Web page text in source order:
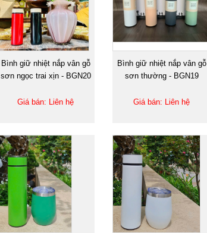
Bình giữ nhiệt nắp vân gỗ
sơn ngọc trai xịn - BGN20
Giá bán: Liên hệ
Bình giữ nhiệt nắp vân gỗ
sơn thường - BGN19
Giá bán: Liên hệ